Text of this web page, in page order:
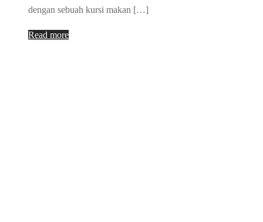
dengan sebuah kursi makan […]
Read more